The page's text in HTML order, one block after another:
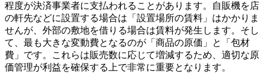
程度が決済事業者に支払われることがあります。自販機を店
の軒先などに設置する場合は「設置場所の賃料」はかかりま
せんが、外部の敷地を借りる場合は賃料が発生します。そし
て、最も大きな変動費となるのが「商品の原価」と「包材
費」です。これらは販売数に応じて増減するため、適切な原
価管理が利益を確保する上で非常に重要となります。